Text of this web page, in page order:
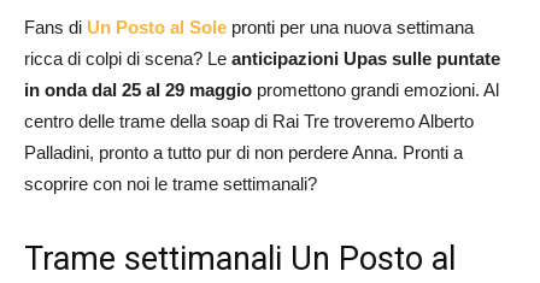
Fans di Un Posto al Sole pronti per una nuova settimana
ricca di colpi di scena? Le anticipazioni Upas sulle puntate
in onda dal 25 al 29 maggio promettono grandi emozioni. Al
centro delle trame della soap di Rai Tre troveremo Alberto
Palladini, pronto a tutto pur di non perdere Anna. Pronti a
scoprire con noi le trame settimanali?
Trame settimanali Un Posto al